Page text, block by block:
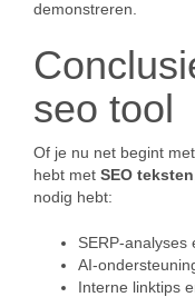
demonstreren.
seo tool
Of je nu net begint met
hebt met SEO teksten
nodig hebt:
SERP-analyses
AI-
Interne linktips